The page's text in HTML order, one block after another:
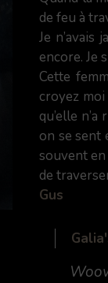
de feu à
Je n’avais
encore. Je
Cette
croyez moi
qu’elle
on se sent
souvent
de
Gus